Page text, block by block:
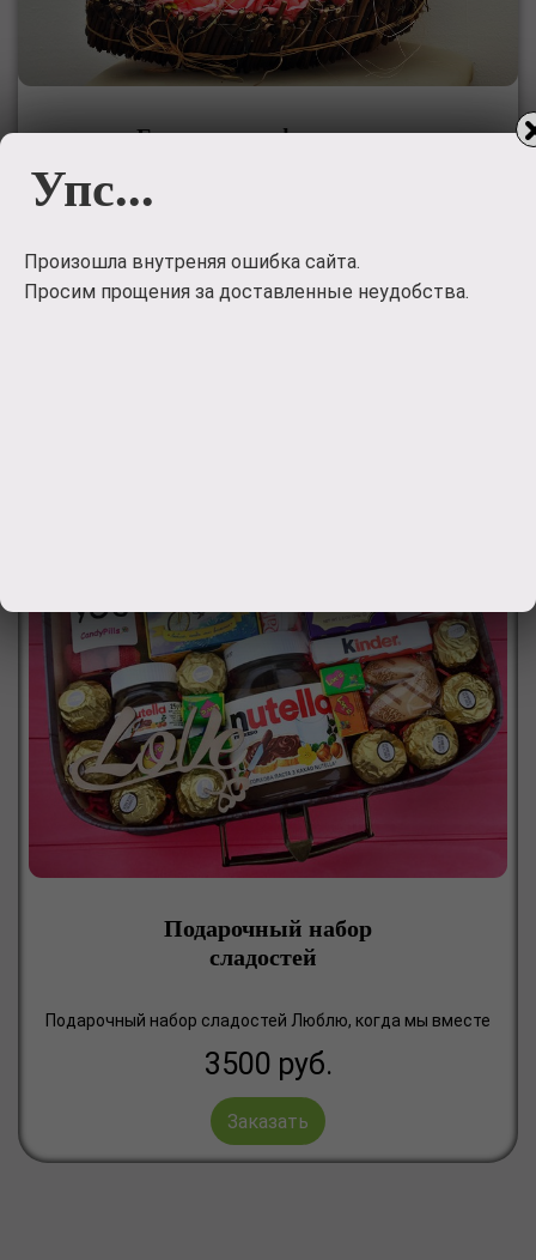
Букет из конфет ко дню
5500руб.
Подарочный набор
сладостей
Подарочный набор сладостей Люблю, когда мы вместе
3500 руб.
Заказать
Упс...
Произошла внутреняя ошибка сайта.
Просим прощения за доставленные неудобства.